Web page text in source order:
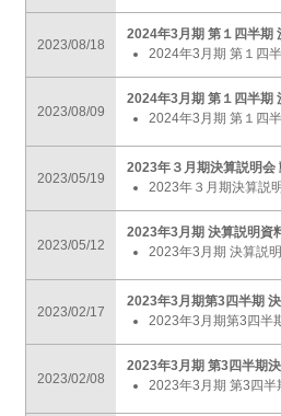
2023/08/18
2024年3月期 第１四半期
2024年3月期 第１四
2023/08/09
2024年3月期 第１四半期
2024年3月期 第１四
2023/05/19
2023年３月期決算説明会
2023年３月期決算説
2023/05/12
2023年3月期 決算説明資
2023年3月期 決算説
2023/02/17
2023年3月期第3四半期
2023年3月期第3四半
2023/02/08
2023年3月期 第3四半期
2023年3月期 第3四半